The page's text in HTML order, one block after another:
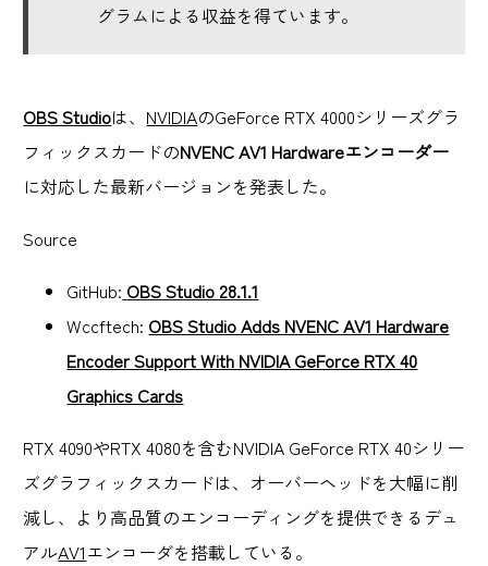
グラムによる収益を得ています。
OBS Studioは、 NVIDIAのGeForce RTX 4000シリーズグラ
フィックスカードのNVENC AV1 Hardwareエンコーダー
に対応した最新バージョンを発表した。
Source
GitHub: OBS Studio 28.1.1
Wccftech: OBS Studio Adds NVENC AV1 Hardware
Encoder Support With NVIDIA GeForce RTX 40
Graphics Cards
RTX 4090やRTX 4080を含むNVIDIA GeForce RTX 40シリー
ズグラフィックスカードは、オーバーヘッドを大幅に削
減し、より高品質のエンコーディングを提供できるデュ
アルAV1エンコーダを搭載している。